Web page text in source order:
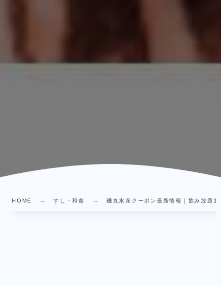
HOME すし・和食 磯丸水産クーポン最新情報｜飲み放題